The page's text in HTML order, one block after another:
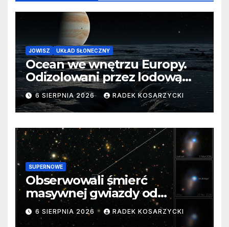
JOWISZ UKŁAD SŁONECZNY
Ocean we wnętrzu Europy.
Odizolowani przez lodową
barierę
6 SIERPNIA 2026 RADEK KOSARZYCKI
SUPERNOWE
Obserwowali śmierć
masywnej gwiazdy od
samego początku. Niezwykle
cenne dane
6 SIERPNIA 2026 RADEK KOSARZYCKI